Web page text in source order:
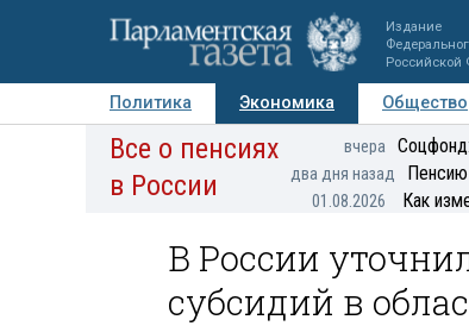
Издание
Российской
Политика Экономика Общество
Авторы Персоны Мнения
Все о пенсиях
в России
вчера
два дня назад Пенсию
01.08.2026 Как
В России
субсидий в